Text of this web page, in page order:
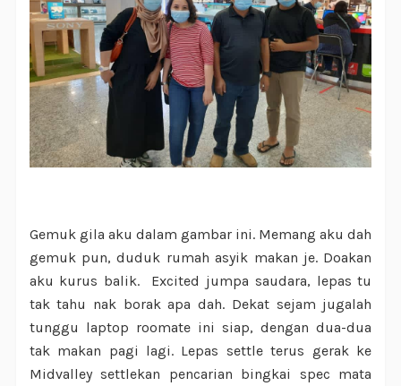
Gemuk gila aku dalam gambar ini. Memang aku dah
gemuk pun, duduk rumah asyik makan je. Doakan
aku kurus balik. Excited jumpa saudara, lepas tu
tak tahu nak borak apa dah. Dekat sejam jugalah
tunggu laptop roomate ini siap, dengan dua-dua
tak makan pagi lagi. Lepas settle terus gerak ke
Midvalley settlekan pencarian bingkai spec mata